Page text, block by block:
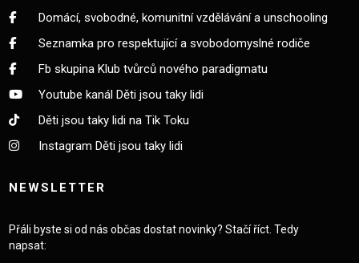
Domácí, svobodné, komunitní vzdělávání a unschooling
Seznamka pro respektující a svobodomyslné rodiče
Fb skupina Klub tvůrců nového paradigmatu
Youtube kanál Děti jsou taky lidi
Děti jsou taky lidi na Tik Toku
Instagram Děti jsou taky lidi
NEWSLETTER
Přáli byste si od nás občas dostat novinky? Stačí říct. Tedy
napsat: